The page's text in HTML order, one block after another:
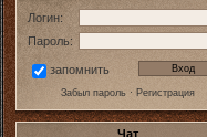
Логин:
Пароль:
запомнить
Забыл пароль· Регистрация
Чат